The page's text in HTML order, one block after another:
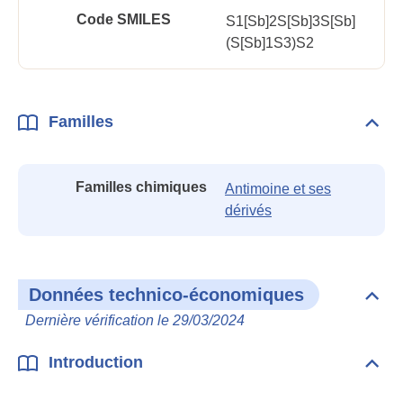
Code SMILES
S1[Sb]2S[Sb]3S[Sb]
(S[Sb]1S3)S2
Familles
Familles chimiques
Antimoine et ses
dérivés
Données technico-économiques
Dernière vérification le 29/03/2024
Introduction